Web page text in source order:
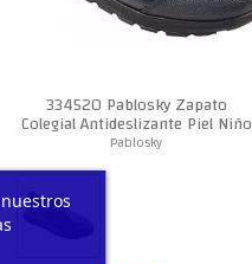
334520 Pablosky Zapato
Colegial Antideslizante Piel Niño
Pablosky